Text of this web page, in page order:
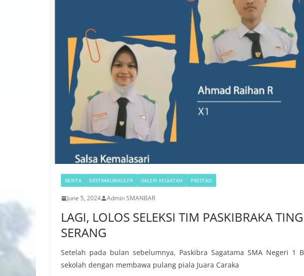
BERITA EKSTRAKURIKULER GALERI KEGIATAN PRESTASI
June 5, 2024 Admin SMANBAR
LAGI, LOLOS SELEKSI TIM PASKIBRAKA
SERANG
Setelah pada bulan sebelumnya, Paskibra Sagatama SMA Negeri 1
sekolah dengan membawa pulang piala Juara Caraka